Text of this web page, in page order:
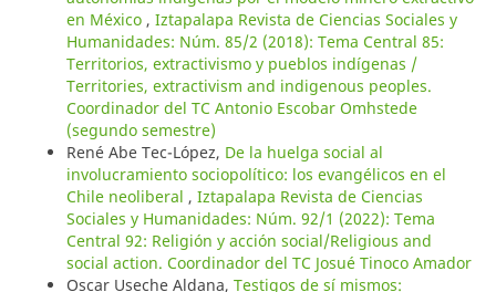
en México , Iztapalapa Revista de Ciencias Sociales y
Humanidades: Núm. 85/2 (2018): Tema Central 85:
Territorios, extractivismo y pueblos indígenas /
Territories, extractivism and indigenous peoples.
Coordinador del TC Antonio Escobar Omhstede
(segundo semestre)
René Abe Tec-López, De la huelga social al
involucramiento sociopolítico: los evangélicos en el
Chile neoliberal , Iztapalapa Revista de Ciencias
Sociales y Humanidades: Núm. 92/1 (2022): Tema
Central 92: Religión y acción social/Religious and
social action. Coordinador del TC Josué Tinoco Amador
Oscar Useche Aldana, Testigos de sí mismos: